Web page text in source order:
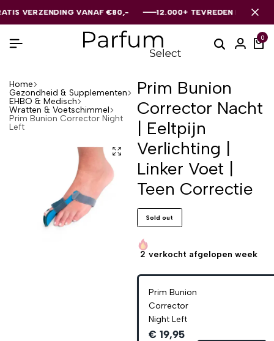
VANAF €80,- 12.000+ TEVREDEN KLANTEN
VANAF €80,- 12.000+ TEVREDEN KLANTEN
VANAF €80,- 12.000+ TEVREDEN KLANTEN
0
Home
Gezondheid & Supplementen
EHBO & Medisch
Wratten & Voetschimmel
Prim Bunion Corrector Night
Left
Prim Bunion
Corrector Nacht
| Eeltpijn
Verlichting |
Linker Voet |
Teen Correctie
Sold out
2 verkocht afgelopen week
Prim Bunion
Corrector
Night Left
€ 19,95